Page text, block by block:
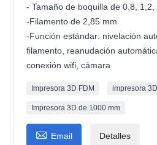
- Tamaño de boquilla de 0,8, 1,2,
-Filamento de 2,85 mm
-Función estándar: nivelación
filamento, reanudación
conexión wifi, cámara
Impresora 3D FDM impresora
Impresora 3D de 1000 mm
 Email Detalles